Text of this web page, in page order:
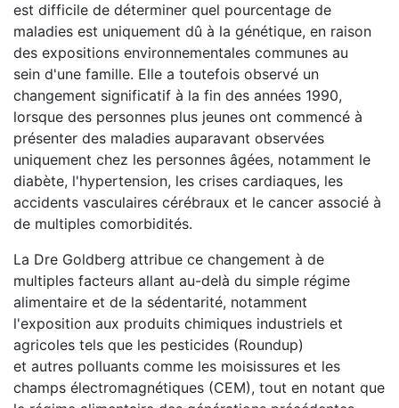
est difficile de déterminer quel pourcentage de
maladies est uniquement dû à la génétique, en raison
des expositions environnementales communes au
sein d'une famille. Elle a toutefois observé un
changement significatif à la fin des années 1990,
lorsque des personnes plus jeunes ont commencé à
présenter des maladies auparavant observées
uniquement chez les personnes âgées, notamment le
diabète, l'hypertension, les crises cardiaques, les
accidents vasculaires cérébraux et le cancer associé à
de multiples comorbidités.
La Dre Goldberg attribue ce changement à de
multiples facteurs allant au-delà du simple régime
alimentaire et de la sédentarité, notamment
l'exposition aux produits chimiques industriels et
agricoles tels que les pesticides (Roundup)
et autres polluants comme les moisissures et les
champs électromagnétiques (CEM), tout en notant que